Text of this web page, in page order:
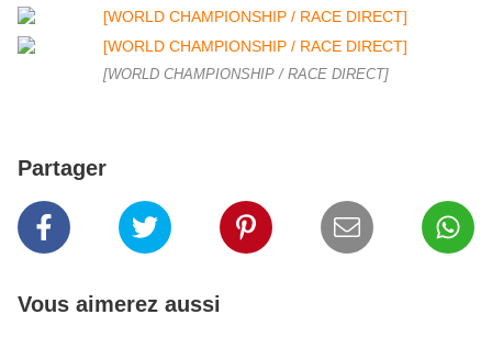
[WORLD CHAMPIONSHIP / RACE DIRECT]
Partager
Vous aimerez aussi